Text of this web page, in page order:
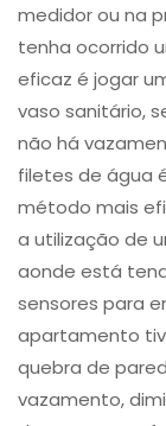
medidor ou na
tenha ocorrido
eficaz é jogar
vaso sanitário,
não há
filetes de água
método mais
a utilização de
aonde está
sensores para
apartamento
quebra de
vazamento,